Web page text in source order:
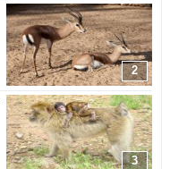
2
3